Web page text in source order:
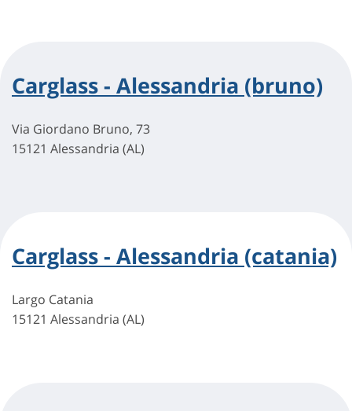
Carglass - Alessandria (bruno)
Via Giordano Bruno, 73
15121 Alessandria (AL)
Carglass - Alessandria (catania)
Largo Catania
15121 Alessandria (AL)